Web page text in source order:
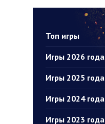
Топ игры
Игры 2026 года
Игры 2025 года
Игры 2024 года
Игры 2023 года